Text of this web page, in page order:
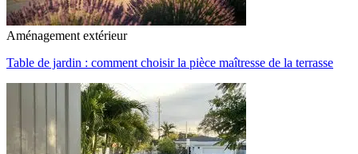
Aménagement extérieur
Table de jardin : comment choisir la pièce maîtresse de la terrasse